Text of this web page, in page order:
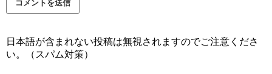
日本語が含まれない投稿は無視されますのでご注意くださ
い。（スパム対策）